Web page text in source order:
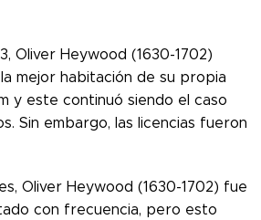
Oliver Heywood (1630-1702)
mejor habitación de su propia
y este continuó siendo el caso
Sin embargo, las licencias fueron
Oliver Heywood (1630-1702) fue
con frecuencia, pero esto